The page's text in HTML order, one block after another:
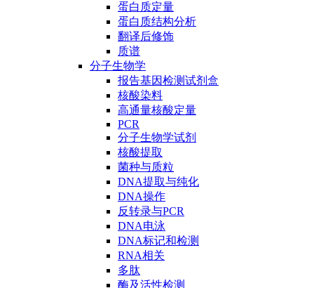
蛋白质定量
蛋白质结构分析
翻译后修饰
质谱
分子生物学
报告基因检测试剂盒
核酸染料
高通量核酸定量
PCR
分子生物学试剂
核酸提取
菌种与质粒
DNA提取与纯化
DNA操作
反转录与PCR
DNA电泳
DNA标记和检测
RNA相关
多肽
酶及活性检测